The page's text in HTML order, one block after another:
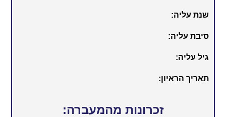
שנת עליה:
סיבת עליה:
גיל עליה:
תאריך הראיון:
זכרונות מהמעברה: